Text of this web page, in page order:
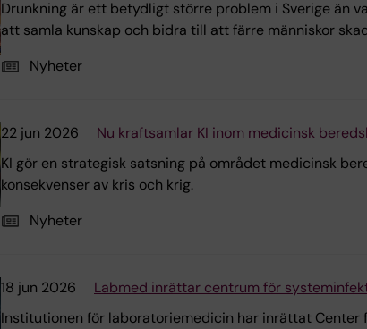
Drunkning är ett betydligt större problem i Sverige än
att samla kunskap och bidra till att färre människor
Nyheter
22 jun 2026
Nu kraftsamlar KI inom medicinsk
KI gör en strategisk satsning på området medicinsk
konsekvenser av kris och krig.
Nyheter
18 jun 2026
Labmed inrättar centrum för
Institutionen för laboratoriemedicin har inrättat Center